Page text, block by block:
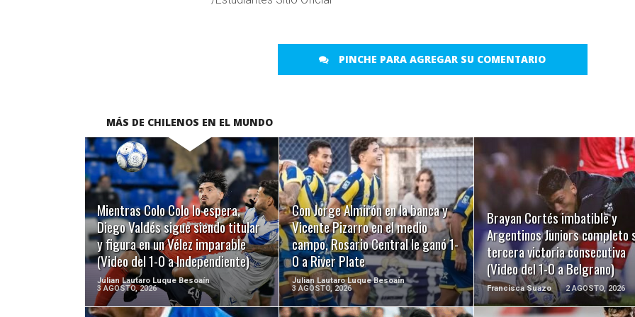
PINCHE PARA AGREGAR SU COMENTARIO
MÁS DE CHILENOS EN EL MUNDO
Mientras Colo Colo lo espera,
Diego Valdés sigue siendo titular
y figura en un Vélez imparable
(Video del 1-0 a Independiente)
Julian Lautaro Luque Besoaín
3 AGOSTO, 2026
LEER MÁS
Con Jorge Almirón en la banca y
Vicente Pizarro en el medio
campo, Rosario Central le ganó 1-
0 a River Plate
Julian Lautaro Luque Besoaín
3 AGOSTO, 2026
LEER MÁS
Brayan Cortés imbatible y
Argentinos Juniors completo
tercera victoria consecutiva
(Video del 1-0 a Belgrano)
Francisca Suazo 2 AGOSTO, 2026
LEER MÁS